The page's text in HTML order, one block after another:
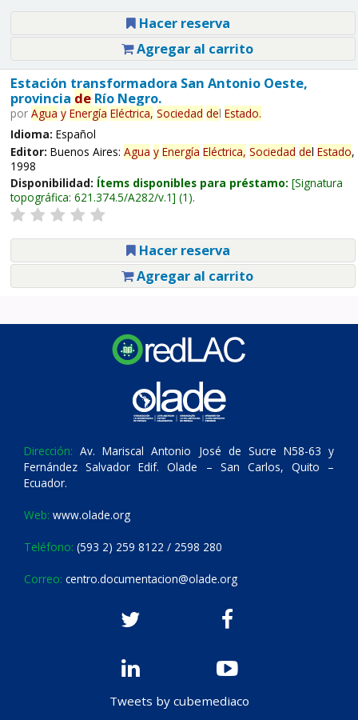
Hacer reserva
Agregar al carrito
Estación transformadora San Antonio Oeste,
provincia deRío Negro.
por Agua y Energía Eléctrica, Sociedad del Estado.
Idioma: Español
Editor: Buenos Aires: Agua y Energía Eléctrica, Sociedad del Estado,
1998
Disponibilidad: Ítems disponibles para préstamo: Signatura
topográfica: 621.374.5/A282/v.1 (1).
Hacer reserva
Agregar al carrito
Dirección: Av. Mariscal Antonio José de Sucre N58-63 y
Fernández Salvador Edif. Olade – San Carlos, Quito –
Ecuador.
Web: www.olade.org
Teléfono: (593 2) 259 8122 / 2598 280
Correo: centro.documentacion@olade.org
Tweets by cubemediaco